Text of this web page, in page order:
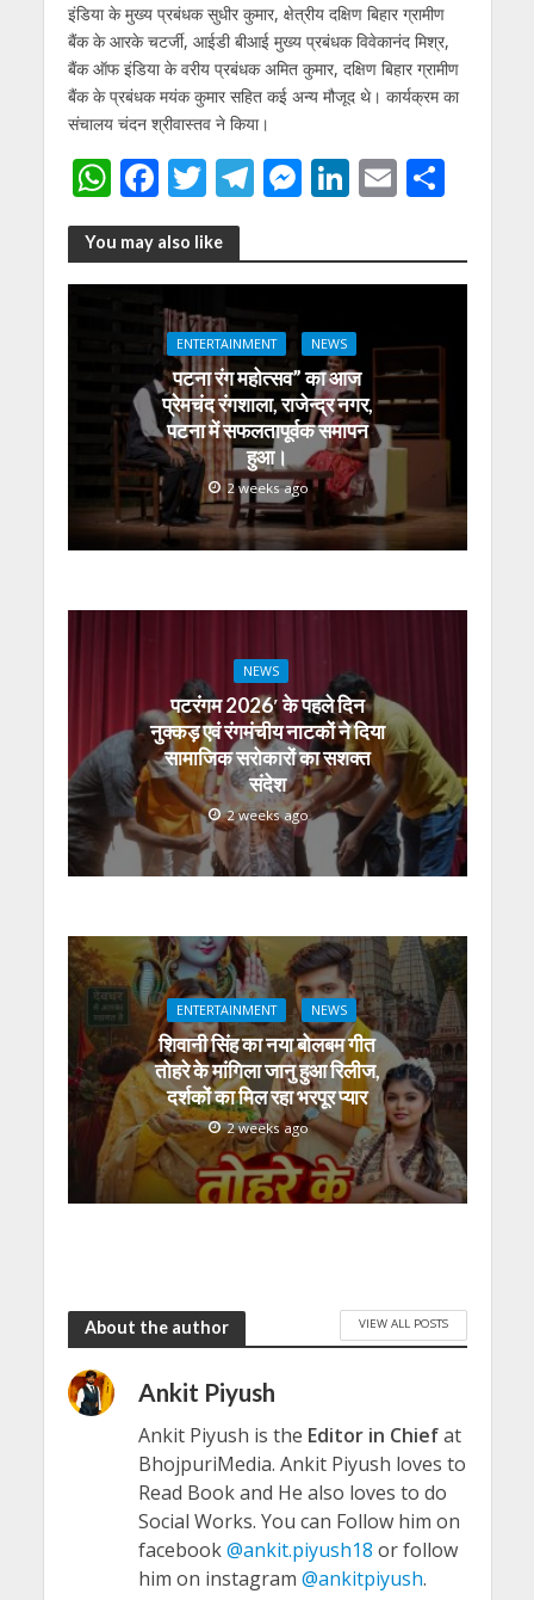
इंडिया के मुख्य प्रबंधक सुधीर कुमार, क्षेत्रीय दक्षिण बिहार ग्रामीण
बैंक के आरके चटर्जी, आईडी बीआई मुख्य प्रबंधक विवेकानंद मिश्र,
बैंक ऑफ इंडिया के वरीय प्रबंधक अमित कुमार, दक्षिण बिहार ग्रामीण
बैंक के प्रबंधक मयंक कुमार सहित कई अन्य मौजूद थे। कार्यक्रम का
संचालय चंदन श्रीवास्तव ने किया।
W
h
at
s
p
F
ac
e
b
o
o
k
T
w
itt
er
T
e
gr
a
m
M
ss
e
n
g
er
Li
k
e
dI
n
E
ai
l
S
ar
e
You may also like
ENTERTAINMENT NEWS
पटना रंग महोत्सव” का आज
प्रेमचंद रंगशाला, राजेन्द्र नगर,
पटना में सफलतापूर्वक समापन
हुआ।
2 weeks ago
NEWS
पटरंगम 2026′ के पहले दिन
नुक्कड़ एवं रंगमंचीय नाटकों ने दिया
सामाजिक सरोकारों का सशक्त
संदेश
2 weeks ago
ENTERTAINMENT NEWS
शिवानी सिंह का नया बोलबम गीत
तोहरे के मांगिला जानु हुआ रिलीज,
दर्शकों का मिल रहा भरपूर प्यार
2 weeks ago
About the author VIEW ALL POSTS
Ankit Piyush
Ankit Piyush is the Editor in Chiefat
BhojpuriMedia. Ankit Piyush loves to
Read Book and He also loves to do
Social Works. You can Follow him on
facebook@ankit.piyush18 or follow
him on instagram @ankitpiyush.